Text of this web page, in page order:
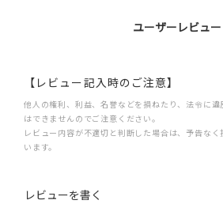
ユーザーレビュー
【レビュー記入時のご注意】
他人の権利、利益、名誉などを損ねたり、法令に
はできませんのでご注意ください。
レビュー内容が不適切と判断した場合は、予告な
います。
レビューを書く